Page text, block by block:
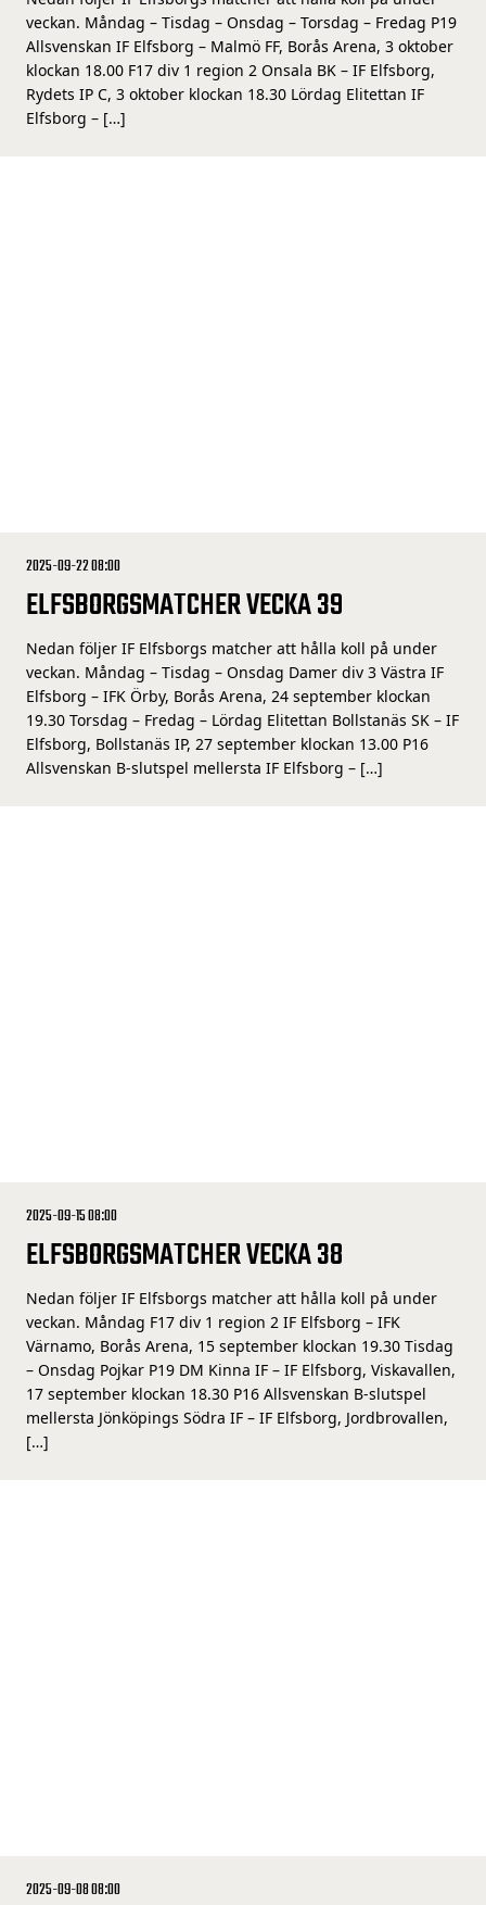
veckan. Måndag – Tisdag – Onsdag – Torsdag – Fredag P19
Allsvenskan IF Elfsborg – Malmö FF, Borås Arena, 3 oktober
klockan 18.00 F17 div 1 region 2 Onsala BK – IF Elfsborg,
Rydets IP C, 3 oktober klockan 18.30 Lördag Elitettan IF
Elfsborg – […]
2025-09-22 08:00
ELFSBORGSMATCHER VECKA 39
Nedan följer IF Elfsborgs matcher att hålla koll på under
veckan. Måndag – Tisdag – Onsdag Damer div 3 Västra IF
Elfsborg – IFK Örby, Borås Arena, 24 september klockan
19.30 Torsdag – Fredag – Lördag Elitettan Bollstanäs SK – IF
Elfsborg, Bollstanäs IP, 27 september klockan 13.00 P16
Allsvenskan B-slutspel mellersta IF Elfsborg – […]
2025-09-15 08:00
ELFSBORGSMATCHER VECKA 38
Nedan följer IF Elfsborgs matcher att hålla koll på under
veckan. Måndag F17 div 1 region 2 IF Elfsborg – IFK
Värnamo, Borås Arena, 15 september klockan 19.30 Tisdag
– Onsdag Pojkar P19 DM Kinna IF – IF Elfsborg, Viskavallen,
17 september klockan 18.30 P16 Allsvenskan B-slutspel
mellersta Jönköpings Södra IF – IF Elfsborg, Jordbrovallen,
[…]
2025-09-08 08:00